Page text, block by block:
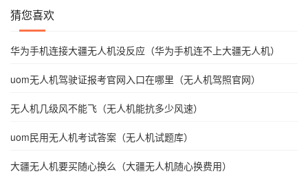
猜您喜欢
华为手机连接大疆无人机没反应（华为手机连不上大疆无人机）
uom无人机驾驶证报考官网入口在哪里（无人机驾照官网）
无人机几级风不能飞（无人机能抗多少风速）
uom民用无人机考试答案（无人机试题库）
大疆无人机要买随心换么（大疆无人机随心换费用）